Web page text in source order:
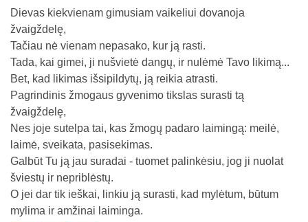
Dievas kiekvienam gimusiam vaikeliui dovanoja
žvaigždelę,
Tačiau nė vienam nepasako, kur ją rasti.
Tada, kai gimei, ji nušvietė dangų, ir nulėmė Tavo likimą...
Bet, kad likimas išsipildytų, ją reikia atrasti.
Pagrindinis žmogaus gyvenimo tikslas surasti tą
žvaigždelę,
Nes joje sutelpa tai, kas žmogų padaro laimingą: meilė,
laimė, sveikata, pasisekimas.
Galbūt Tu ją jau suradai - tuomet palinkėsiu, jog ji nuolat
šviestų ir nepriblėstų.
O jei dar tik ieškai, linkiu ją surasti, kad mylėtum, būtum
mylima ir amžinai laiminga.